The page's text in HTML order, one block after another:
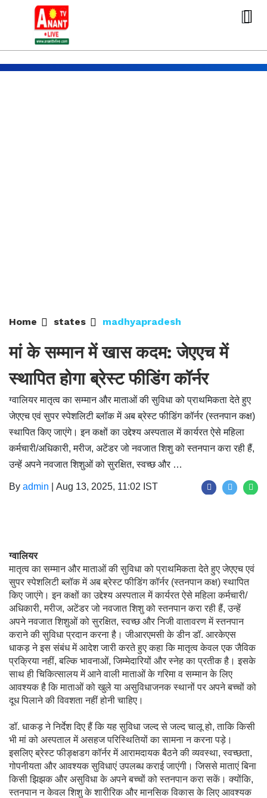
Home states madhyapradesh
मां के सम्मान में खास कदम: जेएएच में
स्थापित होगा ब्रेस्ट फीडिंग कॉर्नर
ग्वालियर मातृत्व का सम्मान और माताओं की सुविधा को प्राथमिकता देते हुए
जेएएच एवं सुपर स्पेशलिटी ब्लॉक में अब ब्रेस्ट फीडिंग कॉर्नर (स्तनपान कक्ष)
स्थापित किए जाएंगे। इन कक्षों का उद्देश्य अस्पताल में कार्यरत ऐसे महिला
कर्मचारी/अधिकारी, मरीज, अटेंडर जो नवजात शिशु को स्तनपान करा रही हैं,
उन्हें अपने नवजात शिशुओं को सुरक्षित, स्वच्छ और …
By admin Aug 13, 2025, 11:02 IST
ग्वालियर
मातृत्व का सम्मान और माताओं की सुविधा को प्राथमिकता देते हुए जेएएच एवं
सुपर स्पेशलिटी ब्लॉक में अब ब्रेस्ट फीडिंग कॉर्नर (स्तनपान कक्ष) स्थापित
किए जाएंगे। इन कक्षों का उद्देश्य अस्पताल में कार्यरत ऐसे महिला कर्मचारी/
अधिकारी, मरीज, अटेंडर जो नवजात शिशु को स्तनपान करा रही हैं, उन्हें
अपने नवजात शिशुओं को सुरक्षित, स्वच्छ और निजी वातावरण में स्तनपान
कराने की सुविधा प्रदान करना है। जीआरएमसी के डीन डॉ. आरकेएस
धाकड़ ने इस संबंध में आदेश जारी करते हुए कहा कि मातृत्व केवल एक जैविक
प्रक्रिया नहीं, बल्कि भावनाओं, जिम्मेदारियों और स्नेह का प्रतीक है। इसके
साथ ही चिकित्सालय में आने वाली माताओं के गरिमा व सम्मान के लिए
आवश्यक है कि माताओं को खुले या असुविधाजनक स्थानों पर अपने बच्चों को
दूध पिलाने की विवशता नहीं होनी चाहिए।
डॉ. धाकड़ ने निर्देश दिए हैं कि यह सुविधा जल्द से जल्द चालू हो, ताकि किसी
भी मां को अस्पताल में असहज परिस्थितियों का सामना न करना पड़े।
इसलिए ब्रेस्ट फीङ्क्षडग कॉर्नर में आरामदायक बैठने की व्यवस्था, स्वच्छता,
गोपनीयता और आवश्यक सुविधाएं उपलब्ध कराई जाएंगी। जिससे माताएं बिना
किसी झिझक और असुविधा के अपने बच्चों को स्तनपान करा सकें। क्योंकि,
स्तनपान न केवल शिशु के शारीरिक और मानसिक विकास के लिए आवश्यक